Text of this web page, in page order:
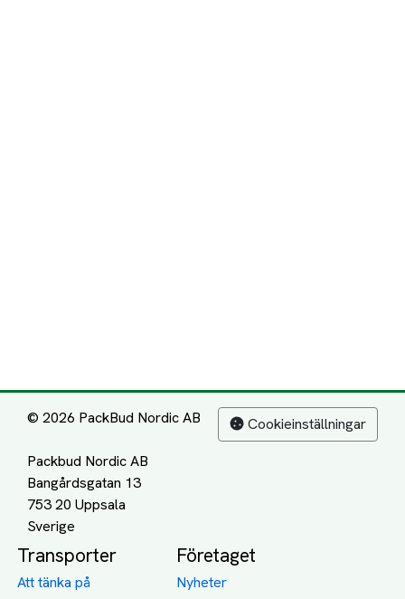
© 2026 PackBud Nordic AB
Packbud Nordic AB
Bangårdsgatan 13
753 20 Uppsala
Cookieinställningar
Transporter
Att tänka på
Företaget
Nyheter